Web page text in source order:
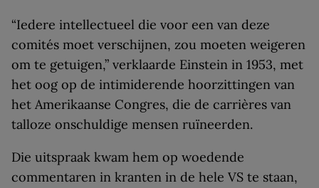
“Iedere intellectueel die voor een van deze
comités moet verschijnen, zou moeten weigeren
om te getuigen,” verklaarde Einstein in 1953, met
het oog op de intimiderende hoorzittingen van
het Amerikaanse Congres, die de carrières van
talloze onschuldige mensen ruïneerden.
Die uitspraak kwam hem op woedende
commentaren in kranten in de hele VS te staan,